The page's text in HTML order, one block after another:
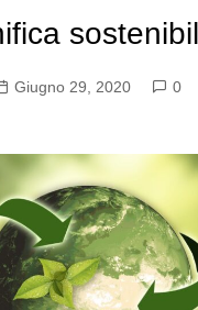
Giugno 29, 2020
0